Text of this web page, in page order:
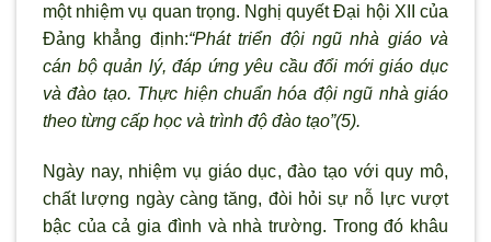
một nhiệm vụ quan trọng. Nghị quyết Đại hội XII của
Đảng khẳng định:“Phát triển đội ngũ nhà giáo và
cán bộ quản lý, đáp ứng yêu cầu đổi mới giáo dục
và đào tạo. Thực hiện chuẩn hóa đội ngũ nhà giáo
theo từng cấp học và trình độ đào tạo”(5).
Ngày nay, nhiệm vụ giáo dục, đào tạo với quy mô,
chất lượng ngày càng tăng, đòi hỏi sự nỗ lực vượt
bậc củacả gia đình và nhà trường. Trong đó khâu